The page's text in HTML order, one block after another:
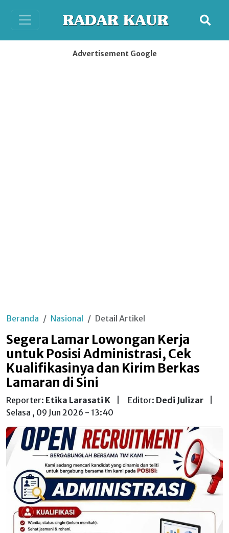
Advertisement Google
Beranda Nasional Detail Artikel
Segera Lamar Lowongan Kerja
untuk Posisi Administrasi, Cek
Kualifikasinya dan Kirim Berkas
Lamaran di Sini
Reporter: Etika Larasati K Editor: Dedi Julizar
Selasa , 09 Jun 2026 - 13:40